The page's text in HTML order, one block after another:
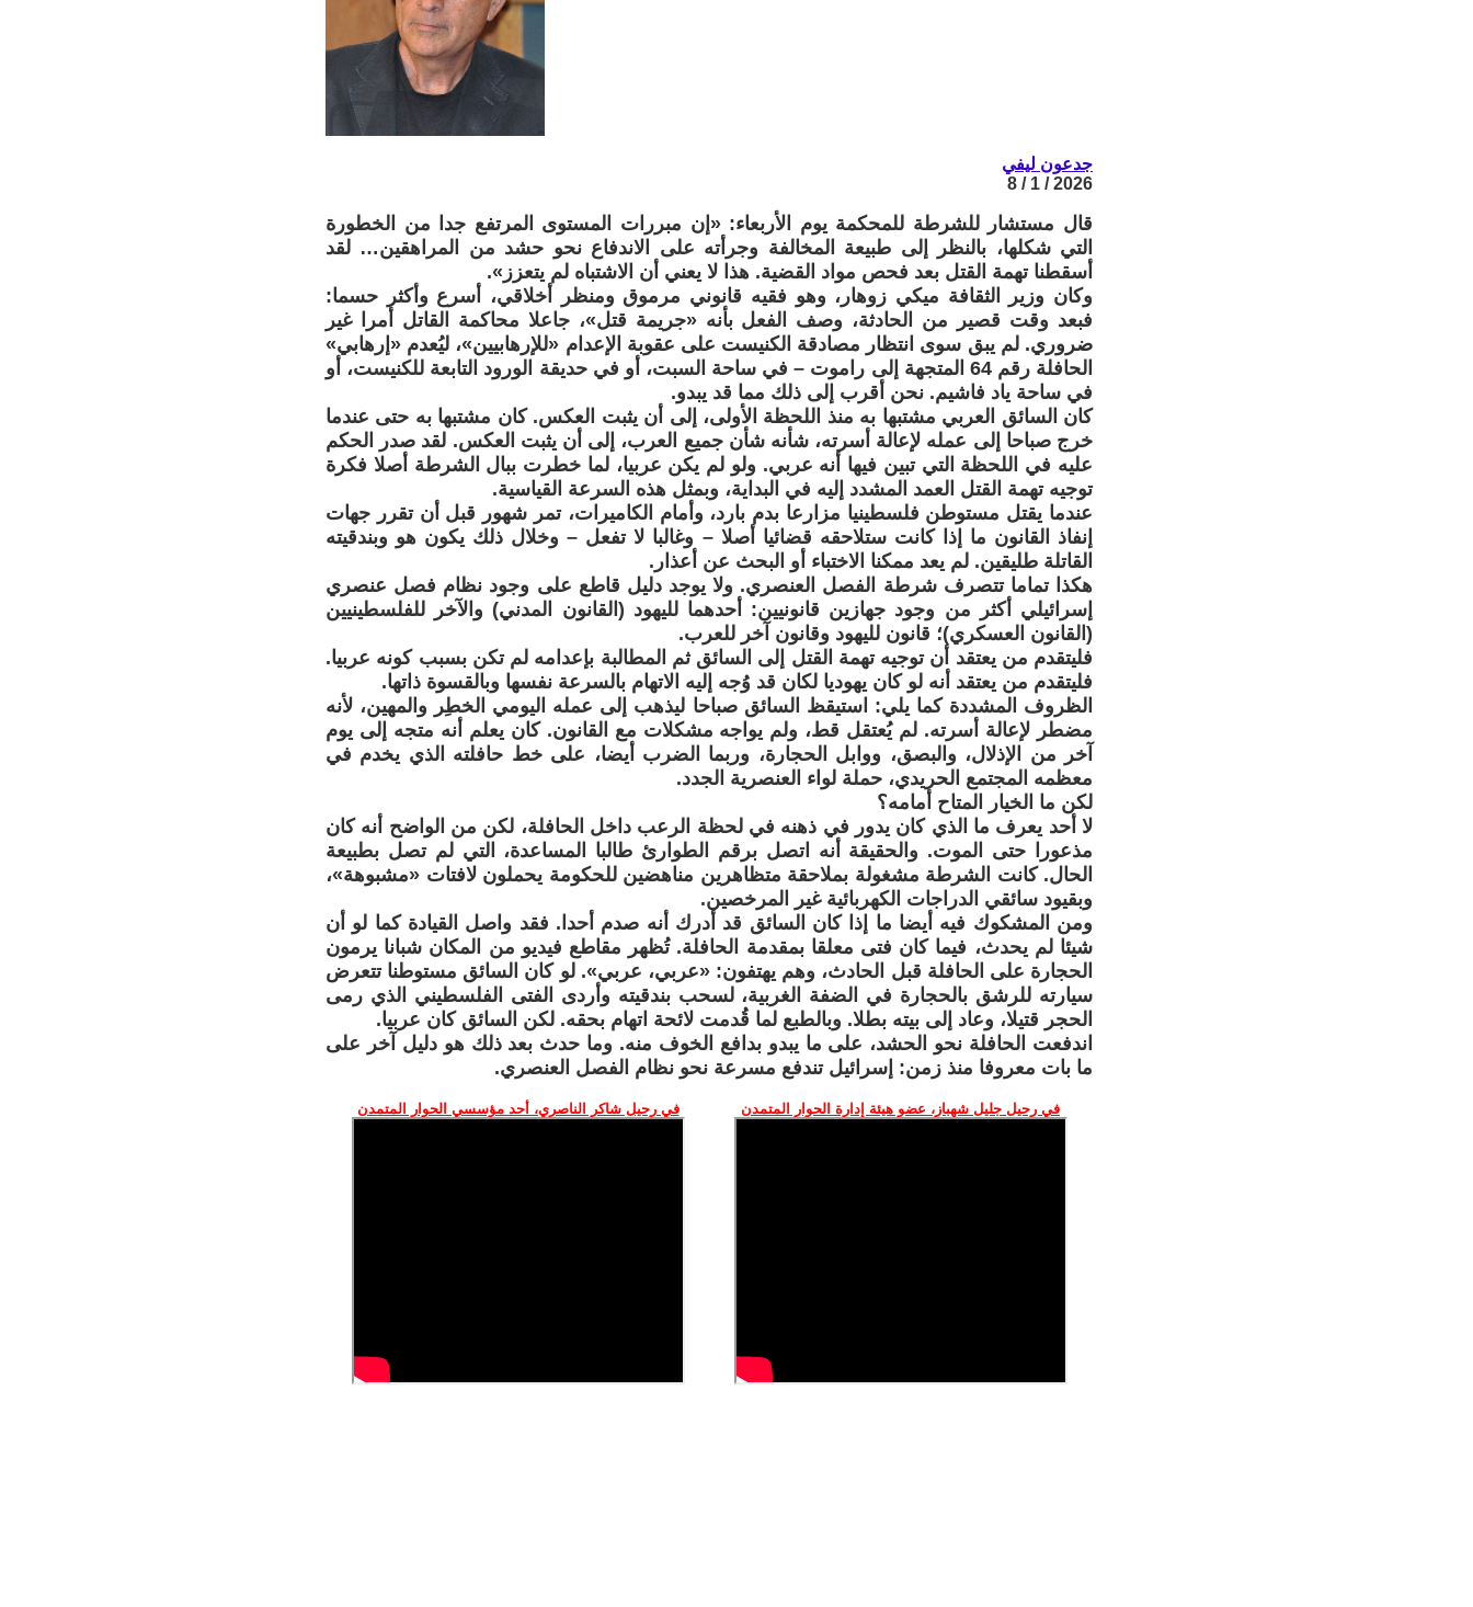
جدعون ليفي
2026 / 1 / 8
قال مستشار للشرطة للمحكمة يوم الأربعاء: «إن مبررات المستوى المرتفع جدا من الخطورة
التي شكلها، بالنظر إلى طبيعة المخالفة وجرأته على الاندفاع نحو حشد من المراهقين… لقد
أسقطنا تهمة القتل بعد فحص مواد القضية. هذا لا يعني أن الاشتباه لم يتعزز».
وكان وزير الثقافة ميكي زوهار، وهو فقيه قانوني مرموق ومنظر أخلاقي، أسرع وأكثر حسما:
فبعد وقت قصير من الحادثة، وصف الفعل بأنه «جريمة قتل»، جاعلا محاكمة القاتل أمرا غير
ضروري. لم يبق سوى انتظار مصادقة الكنيست على عقوبة الإعدام «للإرهابيين»، ليُعدم «إرهابي»
الحافلة رقم 64 المتجهة إلى راموت – في ساحة السبت، أو في حديقة الورود التابعة للكنيست، أو
في ساحة ياد فاشيم. نحن أقرب إلى ذلك مما قد يبدو.
كان السائق العربي مشتبها به منذ اللحظة الأولى، إلى أن يثبت العكس. كان مشتبها به حتى عندما
خرج صباحا إلى عمله لإعالة أسرته، شأنه شأن جميع العرب، إلى أن يثبت العكس. لقد صدر الحكم
عليه في اللحظة التي تبين فيها أنه عربي. ولو لم يكن عربيا، لما خطرت ببال الشرطة أصلا فكرة
توجيه تهمة القتل العمد المشدد إليه في البداية، وبمثل هذه السرعة القياسية.
عندما يقتل مستوطن فلسطينيا مزارعا بدم بارد، وأمام الكاميرات، تمر شهور قبل أن تقرر جهات
إنفاذ القانون ما إذا كانت ستلاحقه قضائيا أصلا – وغالبا لا تفعل – وخلال ذلك يكون هو وبندقيته
القاتلة طليقين. لم يعد ممكنا الاختباء أو البحث عن أعذار.
هكذا تماما تتصرف شرطة الفصل العنصري. ولا يوجد دليل قاطع على وجود نظام فصل عنصري
إسرائيلي أكثر من وجود جهازين قانونيين: أحدهما لليهود (القانون المدني) والآخر للفلسطينيين
(القانون العسكري)؛ قانون لليهود وقانون آخر للعرب.
فليتقدم من يعتقد أن توجيه تهمة القتل إلى السائق ثم المطالبة بإعدامه لم تكن بسبب كونه عربيا.
فليتقدم من يعتقد أنه لو كان يهوديا لكان قد وُجه إليه الاتهام بالسرعة نفسها وبالقسوة ذاتها.
الظروف المشددة كما يلي: استيقظ السائق صباحا ليذهب إلى عمله اليومي الخطِر والمهين، لأنه
مضطر لإعالة أسرته. لم يُعتقل قط، ولم يواجه مشكلات مع القانون. كان يعلم أنه متجه إلى يوم
آخر من الإذلال، والبصق، ووابل الحجارة، وربما الضرب أيضا، على خط حافلته الذي يخدم في
معظمه المجتمع الحريدي، حملة لواء العنصرية الجدد.
لكن ما الخيار المتاح أمامه؟
لا أحد يعرف ما الذي كان يدور في ذهنه في لحظة الرعب داخل الحافلة، لكن من الواضح أنه كان
مذعورا حتى الموت. والحقيقة أنه اتصل برقم الطوارئ طالبا المساعدة، التي لم تصل بطبيعة
الحال. كانت الشرطة مشغولة بملاحقة متظاهرين مناهضين للحكومة يحملون لافتات «مشبوهة»،
وبقيود سائقي الدراجات الكهربائية غير المرخصين.
ومن المشكوك فيه أيضا ما إذا كان السائق قد أدرك أنه صدم أحدا. فقد واصل القيادة كما لو أن
شيئا لم يحدث، فيما كان فتى معلقا بمقدمة الحافلة. تُظهر مقاطع فيديو من المكان شبانا يرمون
الحجارة على الحافلة قبل الحادث، وهم يهتفون: «عربي، عربي». لو كان السائق مستوطنا تتعرض
سيارته للرشق بالحجارة في الضفة الغربية، لسحب بندقيته وأردى الفتى الفلسطيني الذي رمى
الحجر قتيلا، وعاد إلى بيته بطلا. وبالطبع لما قُدمت لائحة اتهام بحقه. لكن السائق كان عربيا.
اندفعت الحافلة نحو الحشد، على ما يبدو بدافع الخوف منه. وما حدث بعد ذلك هو دليل آخر على
ما بات معروفا منذ زمن: إسرائيل تندفع مسرعة نحو نظام الفصل العنصري.
في رحيل جليل شهباز، عضو هيئة إدارة الحوار المتمدن في رحيل شاكر الناصري، أحد مؤسسي الحوار المتمدن